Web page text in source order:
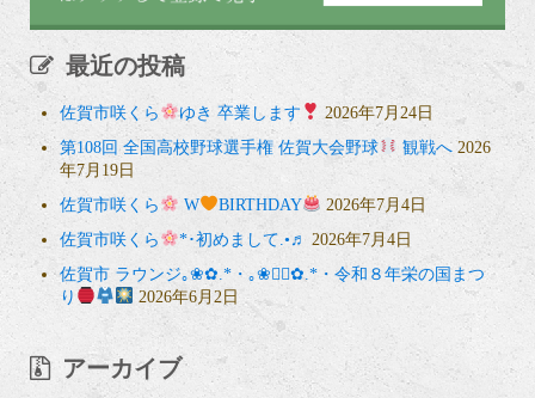
最近の投稿
佐賀市咲くら ゆき 卒業します
2026年7月24日
第108回 全国高校野球選手権 佐賀大会野球
観戦へ 2026
年7月19日
佐賀市咲くら
W BIRTHDAY
2026年7月4日
佐賀市咲くら
*･初めまして.•♬
2026年7月4日
佐賀市 ラウンジ｡❀✿.*・｡❀❁⃘✿.*・令和８年栄の国まつ
り
2026年6月2日
アーカイブ